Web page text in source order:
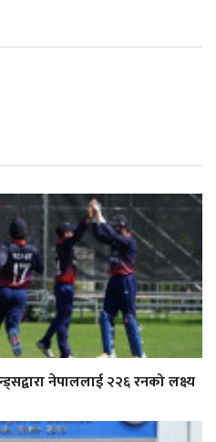
नेपाललाई २२६ रनको लक्ष्य